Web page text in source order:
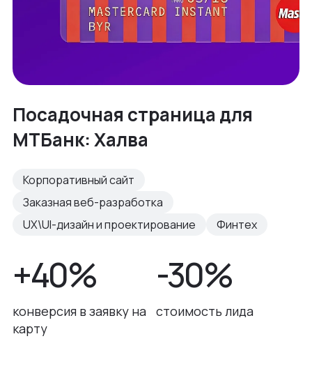
Посадочная страница для
МТБанк: Халва
Корпоративный сайт
Заказная веб-разработка
UX\UI-дизайн и проектирование
Финтех
+40%
конверсия в заявку на
карту
-30%
стоимость лида